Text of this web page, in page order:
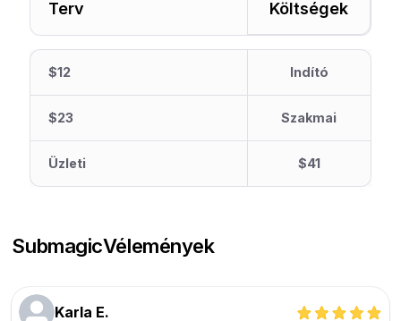
Terv Költségek
$12 Indító
$23 Szakmai
Üzleti $41
SubmagicVélemények
Karla E.